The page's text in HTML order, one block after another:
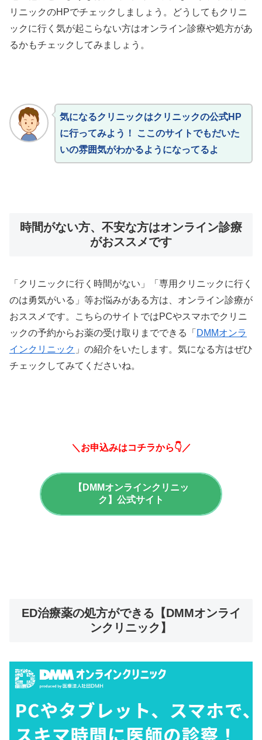
リニックのHPでチェックしましょう。どうしてもクリニ
ックに行く気が起こらない方はオンライン診療や処方があ
るかもチェックしてみましょう。
気になるクリニックはクリニックの公式HP
に行ってみよう！ ここのサイトでもだいた
いの雰囲気がわかるようになってるよ
時間がない方、不安な方はオンライン診療
がおススメです
「クリニックに行く時間がない」「専用クリニックに行く
のは勇気がいる」等お悩みがある方は、オンライン診療が
おススメです。こちらのサイトではPCやスマホでクリニ
ックの予約からお薬の受け取りまでできる「 DMMオンラ
インクリニック 」の紹介をいたします。気になる方はぜひ
チェックしてみてくださいね。
＼お申込みはコチラから👇／
【DMMオンラインクリニッ
ク】公式サイト
ED治療薬の処方ができる【DMMオンライ
ンクリニック】